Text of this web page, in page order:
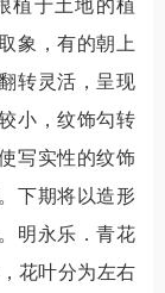
植于土地的植
象，有的朝上
转灵活，呈现
小，纹饰勾转
写实性的纹饰
下期将以造形
明永乐．青花
花叶分为左右